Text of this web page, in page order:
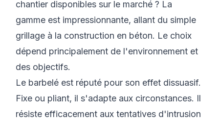
chantier disponibles sur le marché ? La
gamme est impressionnante, allant du simple
grillage à la construction en béton. Le choix
dépend principalement de l'environnement et
des objectifs.
Le barbelé est réputé pour son effet dissuasif.
Fixe ou pliant, il s'adapte aux circonstances. Il
résiste efficacement aux tentatives d'intrusion